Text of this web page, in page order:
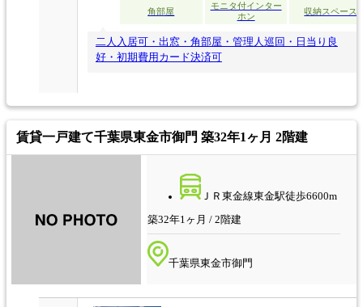
角部屋
モニタ付インター
ホン
収納スペース
二人入居可・出窓・角部屋・管理人巡回・日当り良
好・初期費用カード決済可
賃貸一戸建て千葉県東金市御門 築32年1ヶ月 2階建
ＪＲ東金線東金駅徒歩6600m
築32年1ヶ月 / 2階建
千葉県東金市御門